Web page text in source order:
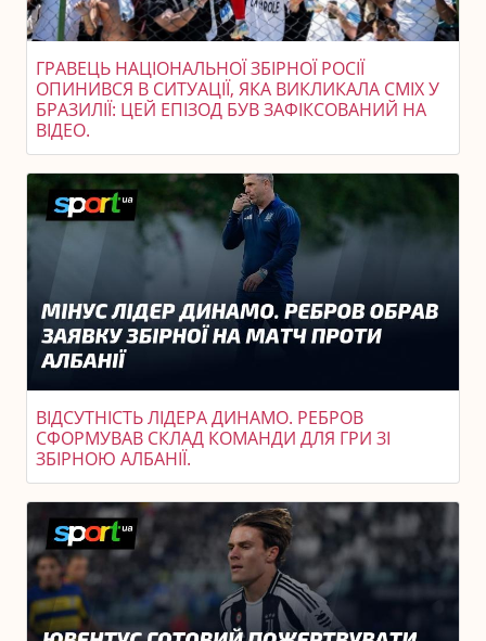
ГРАВЕЦЬ НАЦІОНАЛЬНОЇ ЗБІРНОЇ РОСІЇ
ОПИНИВСЯ В СИТУАЦІЇ, ЯКА ВИКЛИКАЛА СМІХ У
БРАЗИЛІЇ: ЦЕЙ ЕПІЗОД БУВ ЗАФІКСОВАНИЙ НА
ВІДЕО.
ВІДСУТНІСТЬ ЛІДЕРА ДИНАМО. РЕБРОВ
СФОРМУВАВ СКЛАД КОМАНДИ ДЛЯ ГРИ ЗІ
ЗБІРНОЮ АЛБАНІЇ.